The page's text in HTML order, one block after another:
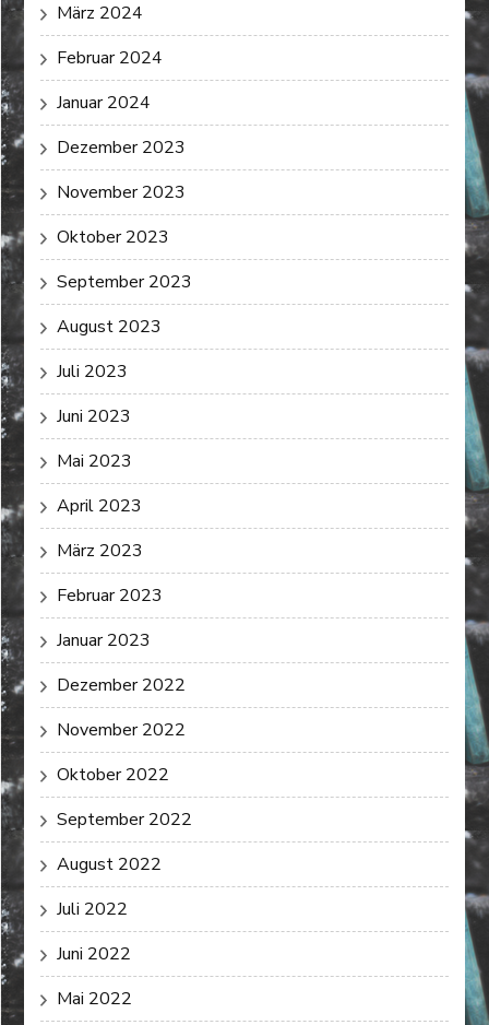
März 2024
Februar 2024
Januar 2024
Dezember 2023
November 2023
Oktober 2023
September 2023
August 2023
Juli 2023
Juni 2023
Mai 2023
April 2023
März 2023
Februar 2023
Januar 2023
Dezember 2022
November 2022
Oktober 2022
September 2022
August 2022
Juli 2022
Juni 2022
Mai 2022